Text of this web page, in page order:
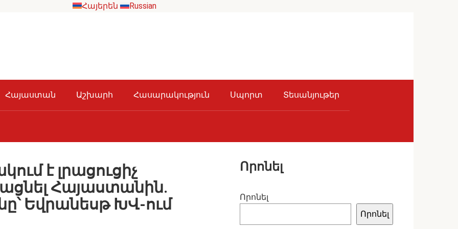
Հայերեն Russian
Հայաստան Աշխարհ Հասարակություն Սպորտ Տեսանյութեր
է լրացուցիչ
Հայաստանին.
Եվրանեսթ ԽՎ-ում
Որոնել
Որոնել
Որոնել